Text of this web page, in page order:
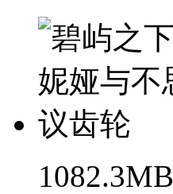
1082.3MB